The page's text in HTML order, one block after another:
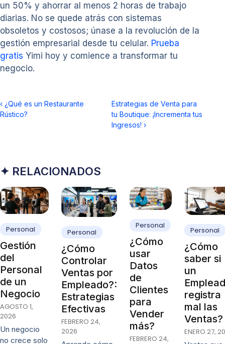
un 50% y ahorrar al menos 2 horas de trabajo
diarias. No se quede atrás con sistemas
obsoletos y costosos; únase a la revolución de la
gestión empresarial desde tu celular. Prueba
gratis Yimi hoy y comience a transformar tu
negocio.
‹ ¿Qué es un Restaurante
Rústico?
Estrategias de Venta para
tu Boutique: ¡Incrementa tus
Ingresos! ›
✦ RELACIONADOS
Personal
Gestión
del
Personal
de un
Negocio
AGOSTO 1,
2026
Un negocio
no crece solo
Personal
¿Cómo
Controlar
Ventas por
Empleado?:
Estrategias
Efectivas
FEBRERO 24,
2026
Personal
¿Cómo
usar
Datos
de
Clientes
para
Vender
más?
FEBRERO 24,
Personal
¿Cómo
saber si
un
registra
mal las
Ventas?
ENERO 27,